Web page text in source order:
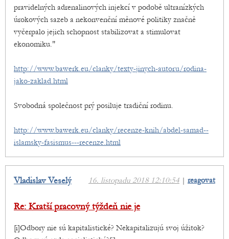
pravidelných adrenalinových injekcí v podobě ultranízkých
úrokových sazeb a nekonvenční měnové politiky značně
vyčerpalo jejich schopnost stabilizovat a stimulovat
ekonomiku."
http://www.bawerk.eu/clanky/texty-jinych-autoru/rodina-
jako-zaklad.html
Svobodná společnost prý posiluje tradiční rodinu.
http://www.bawerk.eu/clanky/recenze-knih/abdel-samad--
islamsky-fasismus---recenze.html
16. listopadu 2018 12:10:54 | reagovat
Vladislav Veselý
Re: Kratší pracovný týždeň nie je
[i]Odbory nie sú kapitalistické? Nekapitalizujú svoj úžitok?